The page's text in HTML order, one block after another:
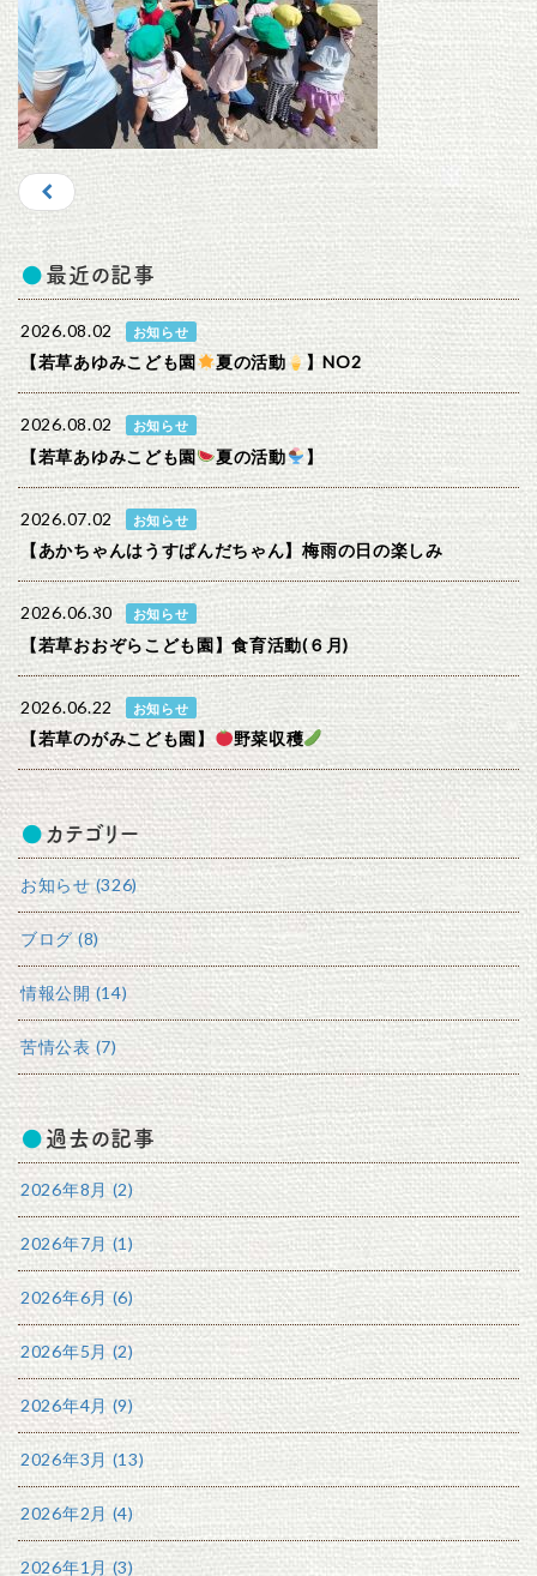
最近の記事
2026.08.02 お知らせ
【若草あゆみこども園 夏の活動 】NO2
2026.08.02 お知らせ
【若草あゆみこども園 夏の活動 】
2026.07.02 お知らせ
【あかちゃんはうすぱんだちゃん】梅雨の日の楽しみ
2026.06.30 お知らせ
【若草おおぞらこども園】食育活動(６月)
2026.06.22 お知らせ
【若草のがみこども園】 野菜収穫
カテゴリー
お知らせ (326)
ブログ (8)
情報公開 (14)
苦情公表 (7)
過去の記事
2026年8月 (2)
2026年7月 (1)
2026年6月 (6)
2026年5月 (2)
2026年4月 (9)
2026年3月 (13)
2026年2月 (4)
2026年1月 (3)